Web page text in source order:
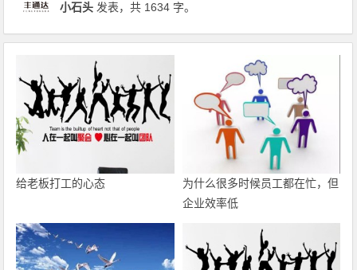
小石头 发表，共 1634 字。
给老板打工的心态
为什么很多时候员工都在忙，但
企业效率低